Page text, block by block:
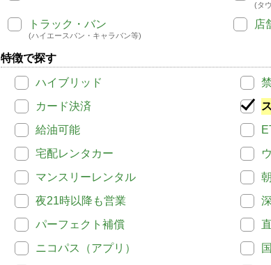
(タ
トラック・バン
(ハイエースバン・キャラバン等)
店
特徴で探す
ハイブリッド
カード決済
給油可能
宅配レンタカー
マンスリーレンタル
夜21時以降も営業
パーフェクト補償
ニコパス（アプリ）